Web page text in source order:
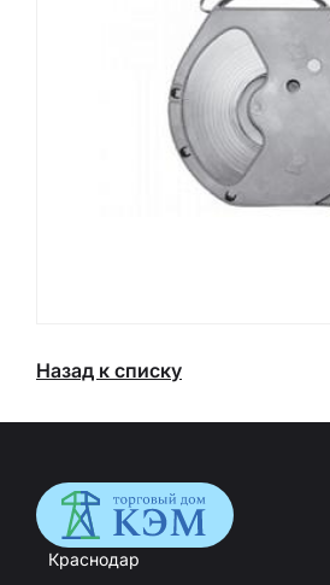
Назад к списку
Краснодар